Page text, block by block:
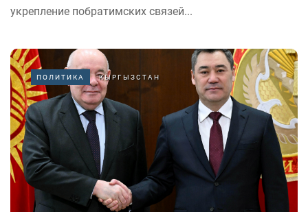
укрепление побратимских связей...
ПОЛИТИКА КЫРГЫЗСТАН